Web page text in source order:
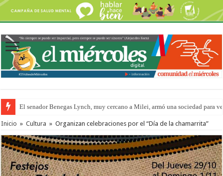
El senador Benegas Lynch, muy cercano a Milei, armó una sociedad para
Inicio » Cultura » Organizan celebraciones por el “Día de la chamarrita”